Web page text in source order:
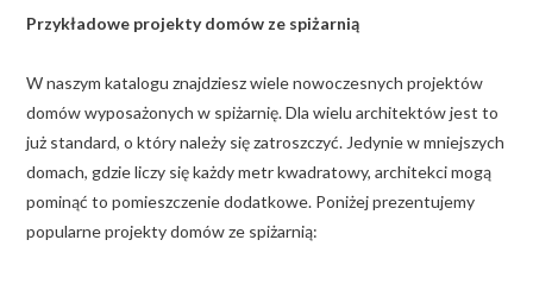
Przykładowe projekty domów ze spiżarnią
W naszym katalogu znajdziesz wiele nowoczesnych projektów
domów wyposażonych w spiżarnię. Dla wielu architektów jest to
już standard, o który należy się zatroszczyć. Jedynie w mniejszych
domach, gdzie liczy się każdy metr kwadratowy, architekci mogą
pominąć to pomieszczenie dodatkowe. Poniżej prezentujemy
popularne projekty domów ze spiżarnią: